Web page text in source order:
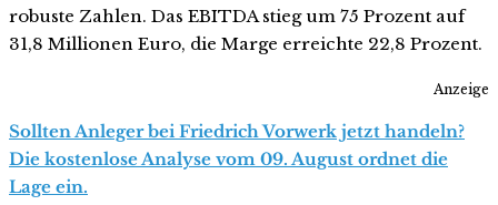
robuste Zahlen. Das EBITDA stieg um 75 Prozent auf
31,8 Millionen Euro, die Marge erreichte 22,8 Prozent.
Anzeige
Sollten Anleger bei Friedrich Vorwerk jetzt handeln?
Die kostenlose Analyse vom 09. August ordnet die
Lage ein.